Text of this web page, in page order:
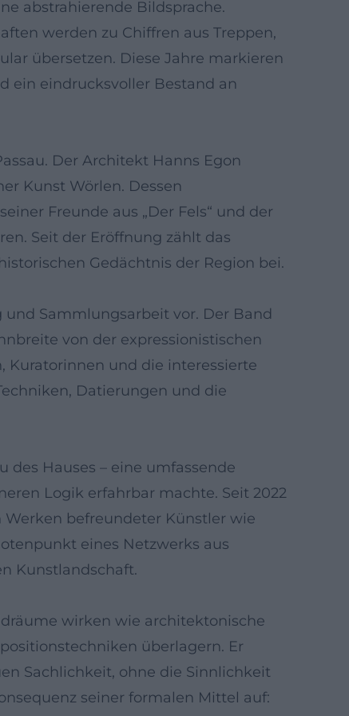
abstrahierende Bildsprache.
werden zu Chiffren aus Treppen,
übersetzen. Diese Jahre markieren
ein eindrucksvoller Bestand an
Der Architekt Hanns Egon
Kunst Wörlen. Dessen
Freunde aus „Der Fels“ und der
Seit der Eröffnung zählt das
Gedächtnis der Region bei.
Sammlungsarbeit vor. Der Band
von der expressionistischen
Kuratorinnen und die interessierte
Datierungen und die
des Hauses – eine umfassende
Logik erfahrbar machte. Seit 2022
befreundeter Künstler wie
eines Netzwerks aus
Kunstlandschaft.
wirken wie architektonische
überlagern. Er
Sachlichkeit, ohne die Sinnlichkeit
seiner formalen Mittel auf: